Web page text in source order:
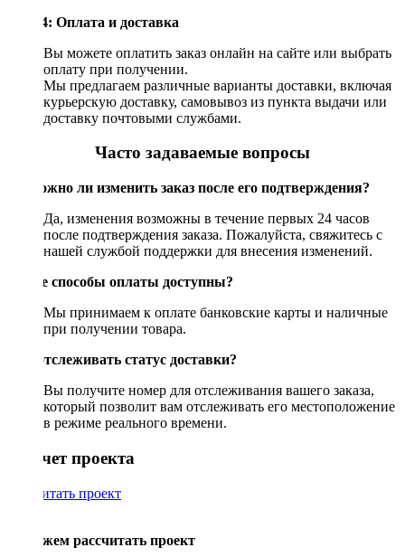
Шаг 4: Оплата и доставка
Вы можете оплатить заказ онлайн на сайте или выбрать
оплату при получении.
Мы предлагаем различные варианты доставки, включая
курьерскую доставку, самовывоз из пункта выдачи или
доставку почтовыми службами.
Часто задаваемые вопросы
Возможно ли изменить заказ после его подтверждения?
Да, изменения возможны в течение первых 24 часов
после подтверждения заказа. Пожалуйста, свяжитесь с
нашей службой поддержки для внесения изменений.
Какие способы оплаты доступны?
Мы принимаем к оплате банковские карты и наличные
при получении товара.
Как отслеживать статус доставки?
Вы получите номер для отслеживания вашего заказа,
который позволит вам отслеживать его местоположение
в режиме реального времени.
Рассчет проекта
Рассчитать проект
Поможем рассчитать проект